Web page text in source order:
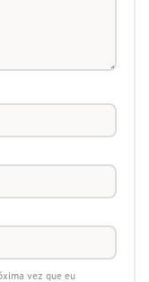
vez que eu